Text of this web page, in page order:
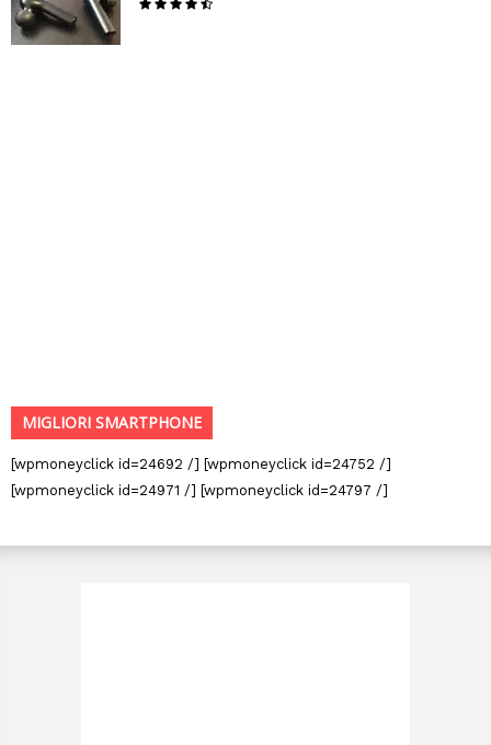
MIGLIORI SMARTPHONE
[wpmoneyclick id=24692 /] [wpmoneyclick id=24752 /]
[wpmoneyclick id=24971 /] [wpmoneyclick id=24797 /]